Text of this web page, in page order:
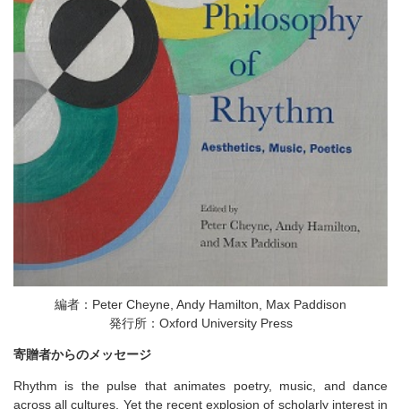
編者：Peter Cheyne, Andy Hamilton, Max Paddison
発行所：Oxford University Press
寄贈者からのメッセージ
Rhythm is the pulse that animates poetry, music, and dance
across all cultures. Yet the recent explosion of scholarly interest in